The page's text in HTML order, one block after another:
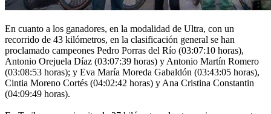
En cuanto a los ganadores, en la modalidad de Ultra, con un
recorrido de 43 kilómetros, en la clasificación general se han
proclamado campeones Pedro Porras del Río (03:07:10 horas),
Antonio Orejuela Díaz (03:07:39 horas) y Antonio Martín Romero
(03:08:53 horas); y Eva María Moreda Gabaldón (03:43:05 horas),
Cintia Moreno Cortés (04:02:42 horas) y Ana Cristina Constantin
(04:09:49 horas).